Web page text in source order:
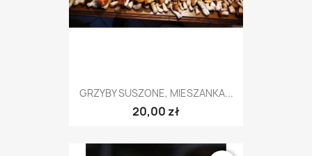
GRZYBY SUSZONE, MIESZANKA...
20,00 zł